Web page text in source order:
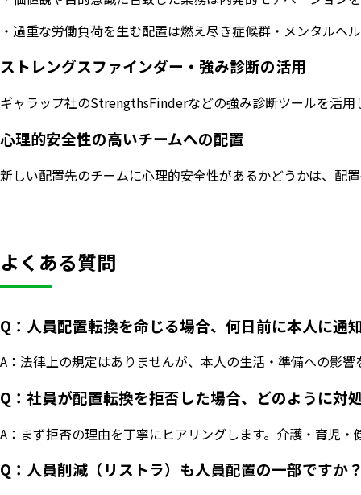
・過重な労働負荷を生む配置は燃え尽き症候群・メンタルヘ
ストレングスファインダー・強み診断の活用
ギャラップ社のStrengthsFinderなどの強み診断ツールを活
心理的安全性の高いチームへの配置
新しい配置先のチームに心理的安全性があるかどうかは、配
よくある質問
Q：人員配置転換を命じる場合、何日前に本人に通
A：法律上の規定はありませんが、本人の生活・準備への影
Q：社員が配置転換を拒否した場合、どのように対
A：まず拒否の理由を丁寧にヒアリングします。介護・育児
Q：人員削減（リストラ）も人員配置の一部ですか